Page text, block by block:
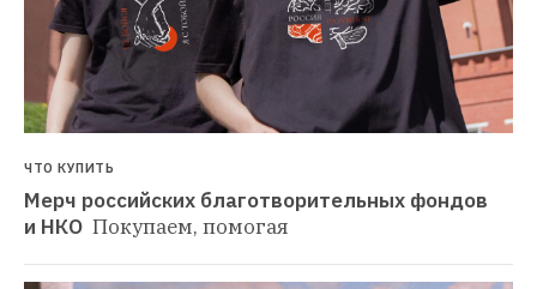
ЧТО КУПИТЬ
Мерч российских благотворительных фондов
и НКО Покупаем, помогая